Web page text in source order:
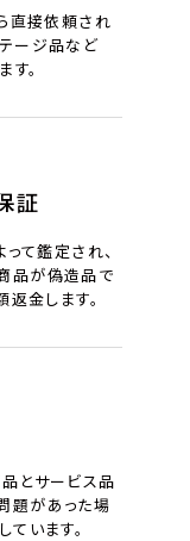
直接依頼され
ージ品など
。
証
て鑑定され、
品が偽造品で
金します。
とサービス品
題があった場
います。